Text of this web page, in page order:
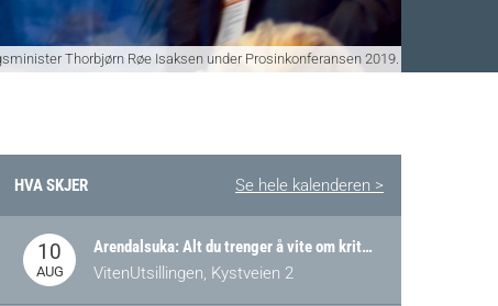
Thorbjørn Røe Isaksen under Prosinkonferansen 2019.
Twitter
på LinkedIn
HVA SKJER Se hele kalenderen >
10
AUG
Arendalsuka: Alt du trenger å vite om kritiske og strategiske verdikjeder i Norge
VitenUtsillingen, Kystveien 2